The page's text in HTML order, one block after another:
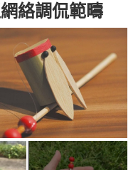
絡調侃範疇